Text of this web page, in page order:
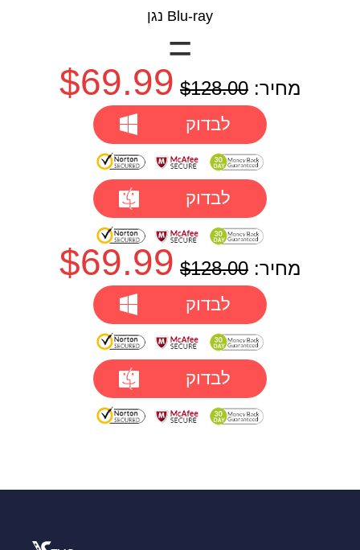
נגן Blu-ray
=
מחיר: $128.00
$69.99
לבדוק
לבדוק
מחיר: $128.00
$69.99
לבדוק
לבדוק